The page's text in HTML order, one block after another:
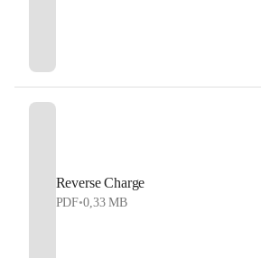
Reverse Charge
PDF•0,33 MB